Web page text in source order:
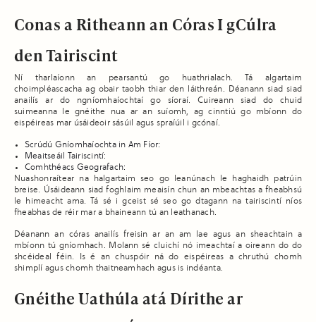
Conas a Ritheann an Córas I gCúlra
den Tairiscint
Ní tharlaíonn an pearsantú go huathrialach. Tá algartaim
choimpléascacha ag obair taobh thiar den láithreán. Déanann siad siad
anailís ar do ngníomhaíochtaí go síoraí. Cuireann siad do chuid
suimeanna le gnéithe nua ar an suíomh, ag cinntiú go mbíonn do
eispéireas mar úsáideoir sásúil agus spraíúil i gcónaí.
Scrúdú Gníomhaíochta in Am Fíor:
Meaitseáil Tairiscintí:
Comhthéacs Geografach:
Nuashonraítear na halgartaim seo go leanúnach le haghaidh patrúin
breise. Úsáideann siad foghlaim meaisín chun an mbeachtas a fheabhsú
le himeacht ama. Tá sé i gceist sé seo go dtagann na tairiscintí níos
fheabhas de réir mar a bhaineann tú an leathanach.
Déanann an córas anailís freisin ar an am lae agus an sheachtain a
mbíonn tú gníomhach. Molann sé cluichí nó imeachtaí a oireann do do
shcéideal féin. Is é an chuspóir ná do eispéireas a chruthú chomh
shimplí agus chomh thaitneamhach agus is indéanta.
Gnéithe Uathúla atá Dírithe ar